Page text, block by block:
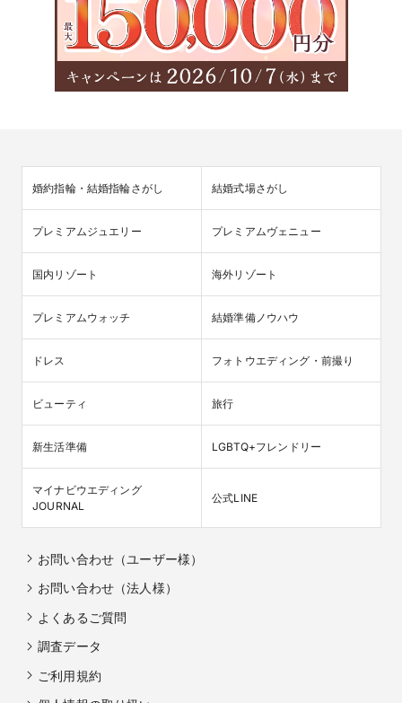
婚約指輪・結婚指輪さがし 結婚式場さがし
プレミアムジュエリー プレミアムヴェニュー
国内リゾート 海外リゾート
プレミアムウォッチ 結婚準備ノウハウ
ドレス フォトウエディング・前撮り
ビューティ 旅行
新生活準備 LGBTQ+フレンドリー
マイナビウエディング
JOURNAL
公式LINE
お問い合わせ（ユーザー様）
お問い合わせ（法人様）
よくあるご質問
調査データ
ご利用規約